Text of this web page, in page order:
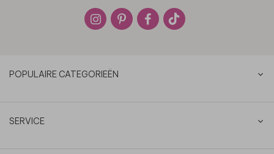
POPULAIRE CATEGORIEËN
SERVICE